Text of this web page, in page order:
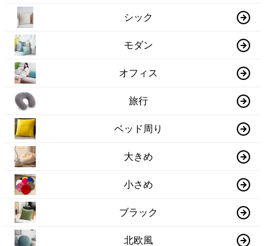
シック
モダン
オフィス
旅行
ベッド周り
大きめ
小さめ
ブラック
北欧風